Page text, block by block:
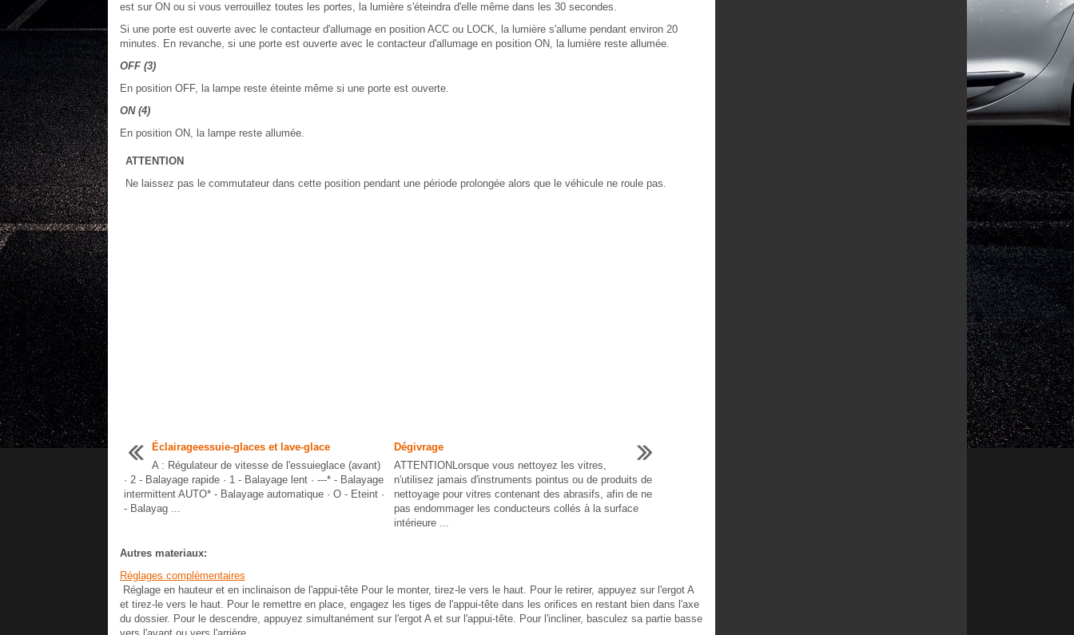
est sur ON ou si vous verrouillez toutes les portes, la lumière s'éteindra d'elle même dans les 30 secondes.
Si une porte est ouverte avec le contacteur d'allumage en position ACC ou LOCK, la lumière s'allume pendant environ 20
minutes. En revanche, si une porte est ouverte avec le contacteur d'allumage en position ON, la lumière reste allumée.
OFF (3)
En position OFF, la lampe reste éteinte même si une porte est ouverte.
ON (4)
En position ON, la lampe reste allumée.
ATTENTION
Ne laissez pas le commutateur dans cette position pendant une période prolongée alors que le véhicule ne roule pas.
Éclairageessuie-glaces et lave-glace
A : Régulateur de vitesse de l'essuieglace (avant)
· 2 - Balayage rapide · 1 - Balayage lent · ---* - Balayage
intermittent AUTO* - Balayage automatique · O - Eteint ·
- Balayag ...
Dégivrage
ATTENTIONLorsque vous nettoyez les vitres,
n'utilisez jamais d'instruments pointus ou de produits de
nettoyage pour vitres contenant des abrasifs, afin de ne
pas endommager les conducteurs collés à la surface
intérieure ...
Autres materiaux:
Réglages complémentaires
Réglage en hauteur et en inclinaison de l'appui-tête Pour le monter, tirez-le vers le haut. Pour le retirer, appuyez sur l'ergot A
et tirez-le vers le haut. Pour le remettre en place, engagez les tiges de l'appui-tête dans les orifices en restant bien dans l'axe
du dossier. Pour le descendre, appuyez simultanément sur l'ergot A et sur l'appui-tête. Pour l'incliner, basculez sa partie basse